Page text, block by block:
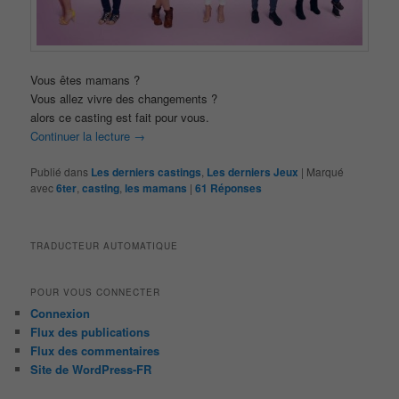
Vous êtes mamans ?
Vous allez vivre des changements ?
alors ce casting est fait pour vous.
Continuer la lecture →
Publié dans Les derniers castings, Les derniers Jeux | Marqué
avec6ter,casting, les mamans |61 Réponses
TRADUCTEUR AUTOMATIQUE
POUR VOUS CONNECTER
Connexion
Flux des publications
Flux des commentaires
Site de WordPress-FR